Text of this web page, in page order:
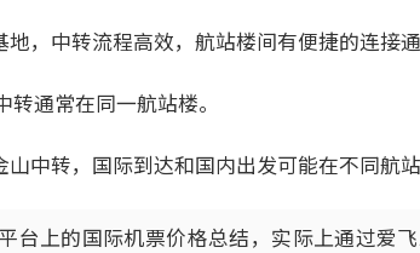
，中转流程高效，航站楼间有便捷的连接通
通常在同一航站楼。
中转，国际到达和国内出发可能在不同航
台上的国际机票价格总结，实际上通过爱